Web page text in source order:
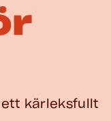
kärleksfullt